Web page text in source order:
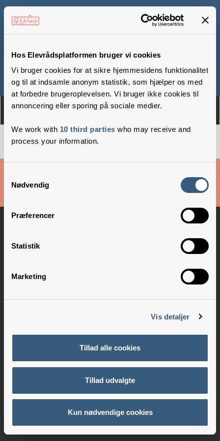
Hos Elevrådsplatformen bruger vi cookies
Vi bruger cookies for at sikre hjemmesidens funktionalitet
og til at indsamle anonym statistik, som hjælper os med
at forbedre brugeroplevelsen. Vi bruger ikke cookies til
annoncering eller sporing på sociale medier.
We work with 10 third parties who may receive and
process your information.
Nødvendig
Præferencer
Statistik
Marketing
Vis detaljer
Tillad alle cookies
Tillad udvalgte
Kun nødvendige cookies
Om Medlemmer